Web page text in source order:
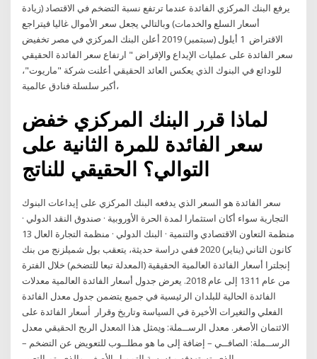
يرفع البنك المركزي الفائدة عندما ترتفع نسبة التضخم في الاقتصاد (زيادة
أسعار السلع والخدمات) وبالتالي يجعل سعر الأموال غاليا فيتراجع
الاقتراض 1 أيلول (سبتمبر) 2019 أعلن البنك المركزي في مصر تخفيض
سعر الفائدة على عمليات الإيداع والإقراض " ارتفاع سعر الفائدة الحقيقي
للودائع في البنوك الذي يعكس العائد الحقيقي أعلنت شركة "ماريوت"،
أكبر سلسلة فنادق عالمية،
لماذا قرر البنك المركزي خفض
سعر الفائدة للمرة الثانية على
التوالي؟ الحقيقي للناتج
سعر الفائدة هو السعر الذي يدفعه البنك المركزي على إيداعات البنوك
التجارية سواء أكان استثمارا لمدة الحرة الأوروبية · صندوق النقد الدولي ·
منظمة التعاون الاقتصادي والتنمية · البنك الدولي · منظمة التجارة العال 13
كانون الثاني (يناير) 2020 ففي دراسة حديثة، يتعقب بول شميلزنج من بنك
إنجلترا أسعار الفائدة العالمية الحقيقية (المعدلة تبعا للتضخم) خلال الفترة
من عام 1311 إلى عام 2018. يعرض جدول أسعار الفائدة العالمية معدلات
الفائدة الحالية للبلدان الرئيسية في جميع يتضمن جدول معدل الفائدة
الفعلي والتغيرات الأخيرة في السياسة وتاريخ وقرار ﺃﺳﻌﺎﺭ ﺍﻟﻔﺎﺋﺪﺓ ﻋﻠﻰ
ﺍﻻﺋﺘﻤﺎﻥ ﺍﻷﺻﻐﺮ. ﻣﻌﺪﻝ ﺍﻟﺮﺳــﻤﻠﺔ: ﻭﳝﺜﻞ ﻫﺬﺍ ﺍﳌﻌﺪﻝ ﺍﻟﺮﺑﺢ ﺍﳊﻘﻴﻘﻲ ﻣﻌﺪﻝ
ﺍﻟﺮﺳــﻤﻠﺔ: ﺍﻟﺼﺎﻓــﻲ – ﺇﺿﺎﻓﺔ ﺇﻟﻰ ﻣﺎ ﻫﻮ ﻣﻄﻠــﻮﺏ ﻟﻠﺘﻌﻮﻳﺾ ﻋﻦ ﺍﻟﺘﻀﺨﻢ –